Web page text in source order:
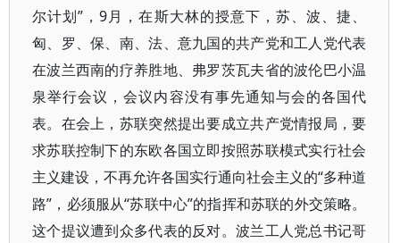
尔计划”，9月，在斯大林的授意下，苏、波、捷、
匈、罗、保、南、法、意九国的共产党和工人党代表
在波兰西南的疗养胜地、弗罗茨瓦夫省的波伦巴小温
泉举行会议，会议内容没有事先通知与会的各国代
表。在会上，苏联突然提出要成立共产党情报局，要
求苏联控制下的东欧各国立即按照苏联模式实行社会
主义建设，不再允许各国实行通向社会主义的“多种道
路”，必须服从“苏联中心”的指挥和苏联的外交策略。
这个提议遭到众多代表的反对。波兰工人党总书记哥